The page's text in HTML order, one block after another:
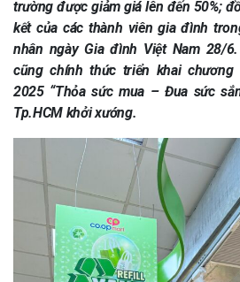
trường được giảm giá lên đến 50%;
kết của các thành viên gia đình
nhân ngày Gia đình Việt Nam 28/
cũng chính thức triển khai chương
2025 “Thỏa sức mua – Đua sức
Tp.HCM khởi xướng.